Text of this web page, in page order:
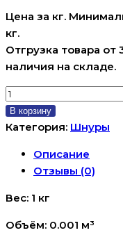
Цена за кг.
кг.
Отгрузка товара от
наличия на складе.
Количество
товара
Шнур
(D=21-
60мм)
и
сечения
В корзину
Категория: Шнуры
Описание
Отзывы (0)
Вес: 1 кг
Объём: 0.001 м³